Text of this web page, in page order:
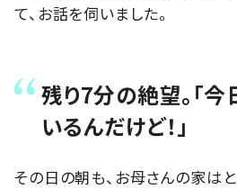
て、お話を伺いました。
残り7分の絶望。「今
いるんだけど！」
その日の朝も、お母さんの家は